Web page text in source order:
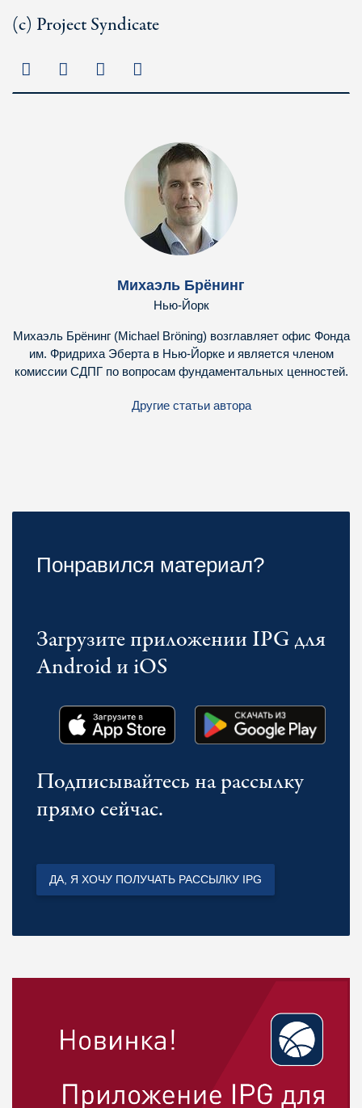
(с) Project Syndicate
Михаэль Брёнинг
Нью-Йорк
Михаэль Брёнинг (Michael Bröning) возглавляет офис Фонда
им. Фридриха Эберта в Нью-Йорке и является членом
комиссии СДПГ по вопросам фундаментальных ценностей.
Другие статьи автора
Понравился материал?
Загрузите приложении IPG для
Android и iOS
Подписывайтесь на рассылку
прямо сейчас.
ДА, Я ХОЧУ ПОЛУЧАТЬ РАССЫЛКУ IPG